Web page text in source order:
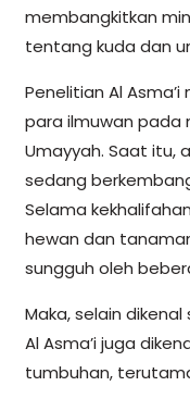
membangkitkan
tentang kuda dan
Penelitian Al
para ilmuwan pada
Umayyah. Saat itu,
sedang
Selama
hewan dan
sungguh oleh
Maka, selain
Al Asma’i juga
tumbuhan,